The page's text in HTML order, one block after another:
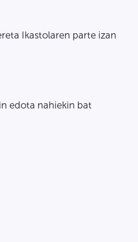
Ikastolaren parte izan
edota nahiekin bat